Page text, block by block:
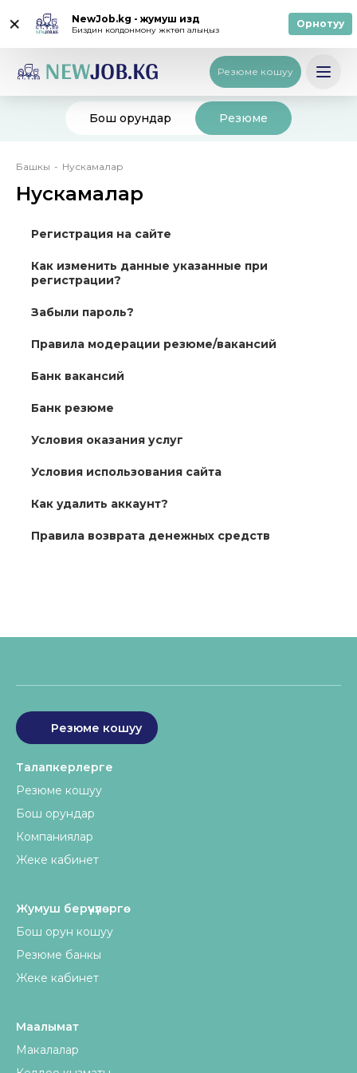
NewJob.kg - жумуш издөө
Биздин колдонмону жүктөп алыңыз Орнотуу
Резюме кошуу
Кирүү Катталуу Русский
Бош орундар Резюме
Breadcrumb
Башкы Нускамалар
Нускамалар
Регистрация на сайте
Как изменить данные указанные при
регистрации?
Забыли пароль?
Правила модерации резюме/вакансий
Банк вакансий
Банк резюме
Условия оказания услуг
Условия использования сайта
Как удалить аккаунт?
Правила возврата денежных средств
Резюме кошуу
Талапкерлерге
Резюме кошуу
Бош орундар
Компаниялар
Жеке кабинет
Жумуш берүүчүлөргө
Бош орун кошуу
Резюме банкы
Жеке кабинет
Маалымат
Макалалар